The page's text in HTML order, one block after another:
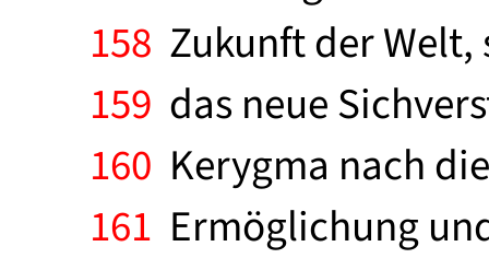
158 Zukunft der
159 das neue
160 Kerygma nach
161 Ermöglichung